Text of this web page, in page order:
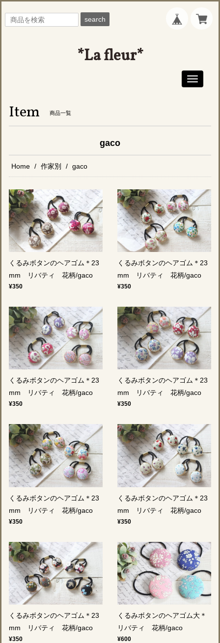
search
*La fleur*
Toggle
Item 商品一覧
gaco
Home 作家別 gaco
くるみボタンのヘアゴム＊23
mm リバティ 花柄/gaco
¥350
くるみボタンのヘアゴム＊23
mm リバティ 花柄/gaco
¥350
くるみボタンのヘアゴム＊23
mm リバティ 花柄/gaco
¥350
くるみボタンのヘアゴム＊23
mm リバティ 花柄/gaco
¥350
くるみボタンのヘアゴム＊23
mm リバティ 花柄/gaco
¥350
くるみボタンのヘアゴム＊23
mm リバティ 花柄/gaco
¥350
くるみボタンのヘアゴム＊23
mm リバティ 花柄/gaco
¥350
くるみボタンのヘアゴム大＊
リバティ 花柄/gaco
¥600